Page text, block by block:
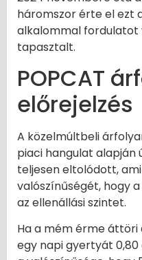
háromszor érte el ezt
alkalommal fordulatot
tapasztalt.
POPCAT
előrejelzés
A közelmúltbeli
piaci hangulat alapján
teljesen eltolódott,
valószínűségét, hogy
az ellenállási szintet.
Ha a mém érme áttöri
egy napi gyertyát